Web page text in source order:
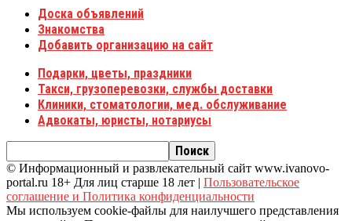
Доска объявлений
Знакомства
Добавить организацию на сайт
Подарки, цветы, праздники
Такси, грузоперевозки, службы доставки
Клиники, стоматологии, мед. обслуживание
Адвокаты, юристы, нотариусы
© Информационный и развлекательный сайт www.ivanovo-
portal.ru 18+ Для лиц старше 18 лет | Пользовательское
соглашение и Политика конфиденциальности
Мы используем cookie-файлы для наилучшего представления